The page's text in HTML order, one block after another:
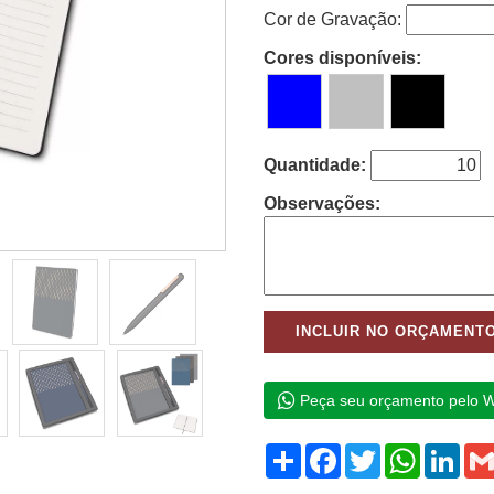
Cor de Gravação:
Cores disponíveis:
Quantidade:
Observações:
Peça seu orçamento pelo
Compartilhar
Facebook
Twitter